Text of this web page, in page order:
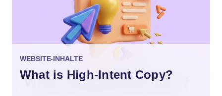
WEBSITE-INHALTE
What is High-Intent Copy?